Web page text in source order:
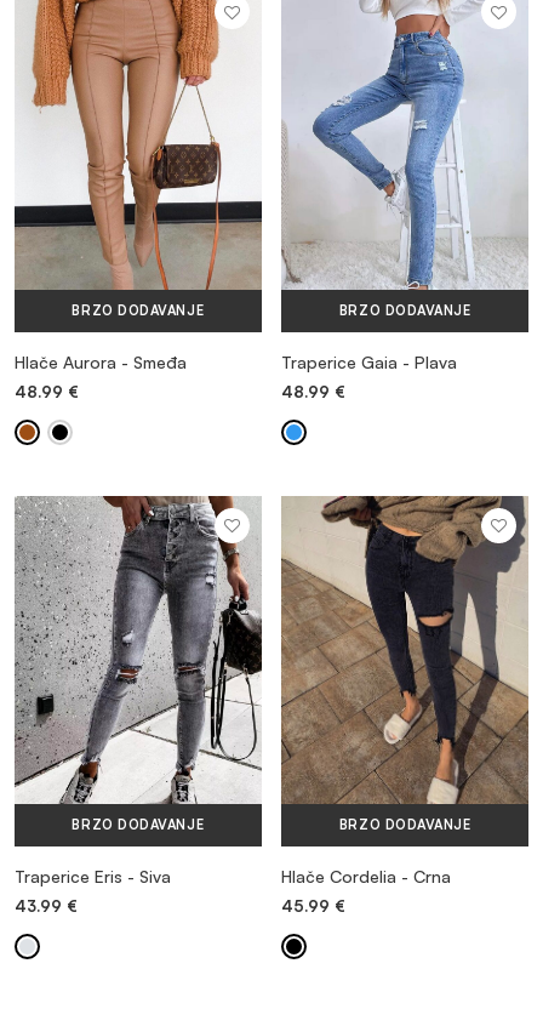
BRZO DODAVANJE
Hlače Aurora - Smeđa
48.99 €
BRZO DODAVANJE
Traperice Gaia - Plava
48.99 €
BRZO DODAVANJE
Traperice Eris - Siva
43.99 €
BRZO DODAVANJE
Hlače Cordelia - Crna
45.99 €